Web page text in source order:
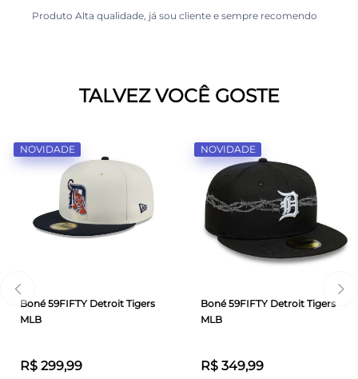
Produto Alta qualidade, já sou cliente e sempre recomendo
TALVEZ VOCÊ GOSTE
NOVIDADE
Boné 59FIFTY Detroit Tigers
MLB
R$ 299,99
NOVIDADE
Boné 59FIFTY Detroit Tigers
MLB
R$ 349,99